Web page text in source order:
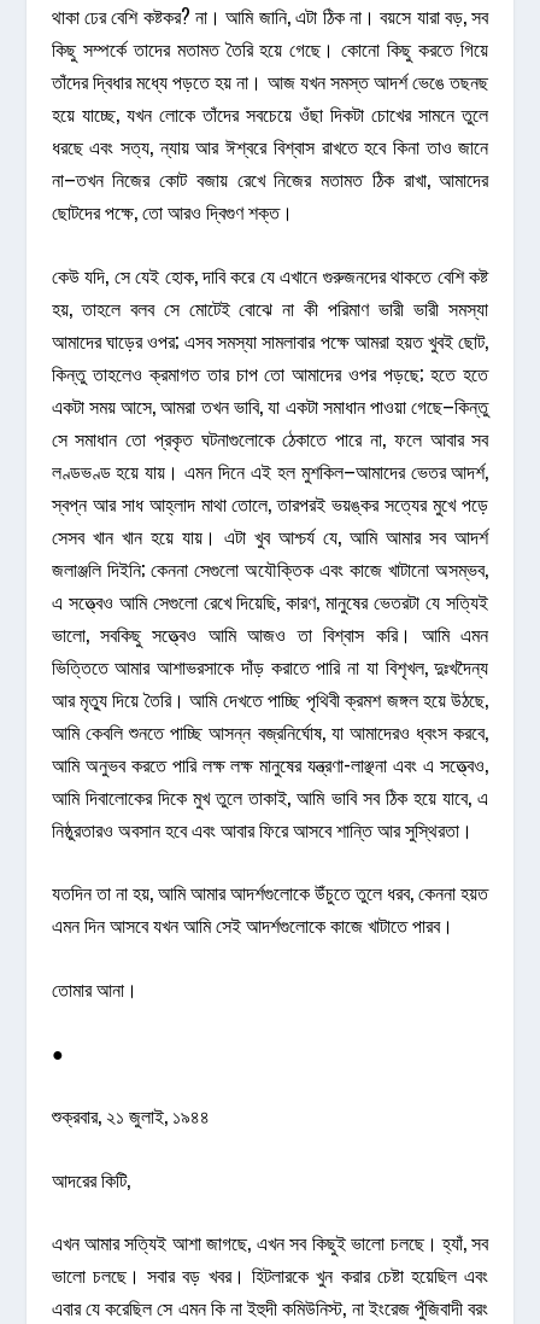
থাকা ঢের বেশি কষ্টকর? না। আমি জানি, এটা ঠিক না। বয়সে যারা বড়, সব
কিছু সম্পর্কে তাদের মতামত তৈরি হয়ে গেছে। কোনো কিছু করতে গিয়ে
তাঁদের দ্বিধার মধ্যে পড়তে হয় না। আজ যখন সমস্ত আদর্শ ভেঙে তছনছ
হয়ে যাচ্ছে, যখন লোকে তাঁদের সবচেয়ে ওঁছা দিকটা চোখের সামনে তুলে
ধরছে এবং সত্য, ন্যায় আর ঈশ্বরে বিশ্বাস রাখতে হবে কিনা তাও জানে
না–তখন নিজের কোট বজায় রেখে নিজের মতামত ঠিক রাখা, আমাদের
ছোটদের পক্ষে, তো আরও দ্বিগুণ শক্ত।
কেউ যদি, সে যেই হোক, দাবি করে যে এখানে গুরুজনদের থাকতে বেশি কষ্ট
হয়, তাহলে বলব সে মোটেই বোঝে না কী পরিমাণ ভারী ভারী সমস্যা
আমাদের ঘাড়ের ওপর; এসব সমস্যা সামলাবার পক্ষে আমরা হয়ত খুবই ছোট,
কিন্তু তাহলেও ক্রমাগত তার চাপ তো আমাদের ওপর পড়ছে; হতে হতে
একটা সময় আসে, আমরা তখন ভাবি, যা একটা সমাধান পাওয়া গেছে–কিন্তু
সে সমাধান তো প্রকৃত ঘটনাগুলোকে ঠেকাতে পারে না, ফলে আবার সব
লণ্ডভণ্ড হয়ে যায়। এমন দিনে এই হল মুশকিল–আমাদের ভেতর আদর্শ,
স্বপ্ন আর সাধ আহ্লাদ মাথা তোলে, তারপরই ভয়ঙ্কর সত্যের মুখে পড়ে
সেসব খান খান হয়ে যায়। এটা খুব আশ্চর্য যে, আমি আমার সব আদর্শ
জলাঞ্জলি দিইনি; কেননা সেগুলো অযৌক্তিক এবং কাজে খাটানো অসম্ভব,
এ সত্ত্বেও আমি সেগুলো রেখে দিয়েছি, কারণ, মানুষের ভেতরটা যে সত্যিই
ভালো, সবকিছু সত্ত্বেও আমি আজও তা বিশ্বাস করি। আমি এমন
ভিত্তিতে আমার আশাভরসাকে দাঁড় করাতে পারি না যা বিশৃখল, দুঃখদৈন্য
আর মৃত্যু দিয়ে তৈরি। আমি দেখতে পাচ্ছি পৃথিবী ক্রমশ জঙ্গল হয়ে উঠছে,
আমি কেবলি শুনতে পাচ্ছি আসন্ন বজ্রনির্ঘোষ, যা আমাদেরও ধ্বংস করবে,
আমি অনুভব করতে পারি লক্ষ লক্ষ মানুষের যন্ত্রণা-লাঞ্ছনা এবং এ সত্ত্বেও,
আমি দিবালোকের দিকে মুখ তুলে তাকাই, আমি ভাবি সব ঠিক হয়ে যাবে, এ
নিষ্ঠুরতারও অবসান হবে এবং আবার ফিরে আসবে শান্তি আর সুস্থিরতা।
যতদিন তা না হয়, আমি আমার আদর্শগুলোকে উঁচুতে তুলে ধরব, কেননা হয়ত
এমন দিন আসবে যখন আমি সেই আদর্শগুলোকে কাজে খাটাতে পারব।
তোমার আনা।
●
শুক্রবার, ২১ জুলাই, ১৯৪৪
আদরের কিটি,
এখন আমার সত্যিই আশা জাগছে, এখন সব কিছুই ভালো চলছে। হ্যাঁ, সব
ভালো চলছে। সবার বড় খবর। হিটলারকে খুন করার চেষ্টা হয়েছিল এবং
এবার যে করেছিল সে এমন কি না ইহুদী কমিউনিস্ট, না ইংরেজ পুঁজিবাদী বরং